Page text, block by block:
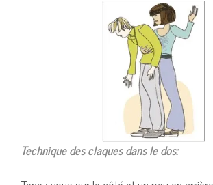
Technique des claques dans le dos: